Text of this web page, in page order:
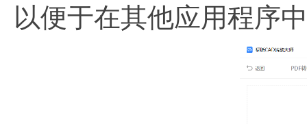
以便于在其他应用程序